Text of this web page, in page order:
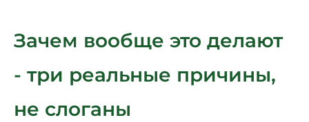
Зачем вообще это делают
- три реальные причины,
не слоганы